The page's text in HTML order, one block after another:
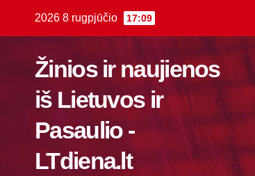
2026 8 rugpjūčio 17:09
Žinios ir naujienos
iš Lietuvos ir
Pasaulio -
LTdiena.lt